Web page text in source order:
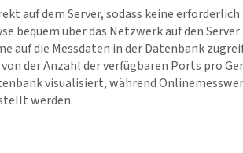
auf dem Server, sodass keine
bequem über das Netzwerk auf den Server
auf die Messdaten in der Datenbank
der Anzahl der verfügbaren Ports pro
visualisiert, während
werden.